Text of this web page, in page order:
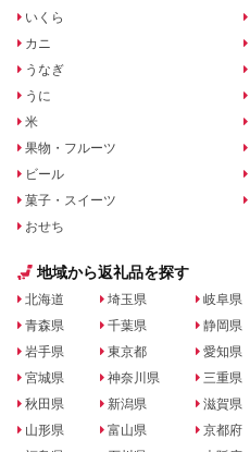
いくら
カニ
うなぎ
うに
米
果物・フルーツ
ビール
菓子・スイーツ
おせち
地域から返礼品を探す
北海道
青森県
岩手県
宮城県
秋田県
山形県
埼玉県
千葉県
東京都
神奈川県
新潟県
富山県
岐阜県
静岡県
愛知県
三重県
滋賀県
京都府